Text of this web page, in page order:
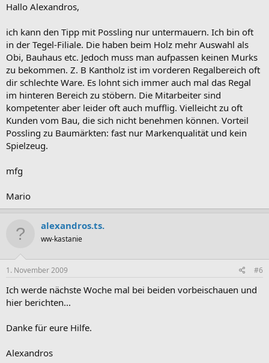
Hallo Alexandros,
ich kann den Tipp mit Possling nur untermauern. Ich bin oft
in der Tegel-Filiale. Die haben beim Holz mehr Auswahl als
Obi, Bauhaus etc. Jedoch muss man aufpassen keinen Murks
zu bekommen. Z. B Kantholz ist im vorderen Regalbereich oft
dir schlechte Ware. Es lohnt sich immer auch mal das Regal
im hinteren Bereich zu stöbern. Die Mitarbeiter sind
kompetenter aber leider oft auch mufflig. Vielleicht zu oft
Kunden vom Bau, die sich nicht benehmen können. Vorteil
Possling zu Baumärkten: fast nur Markenqualität und kein
Spielzeug.
mfg
Mario
alexandros.ts.
ww-kastanie
1. November 2009 #6
Ich werde nächste Woche mal bei beiden vorbeischauen und
hier berichten...
Danke für eure Hilfe.
Alexandros